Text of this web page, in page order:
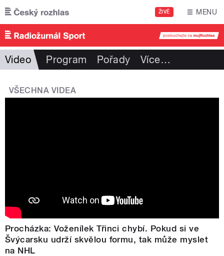
Přejít k hlavnímu obsahu
ŽIVĚ MENU
Video Program Pořady Více…
VŠECHNA VIDEA
Procházka: Voženílek Třinci chybí. Pokud si ve
Švýcarsku udrží skvělou formu, tak může myslet
na NHL